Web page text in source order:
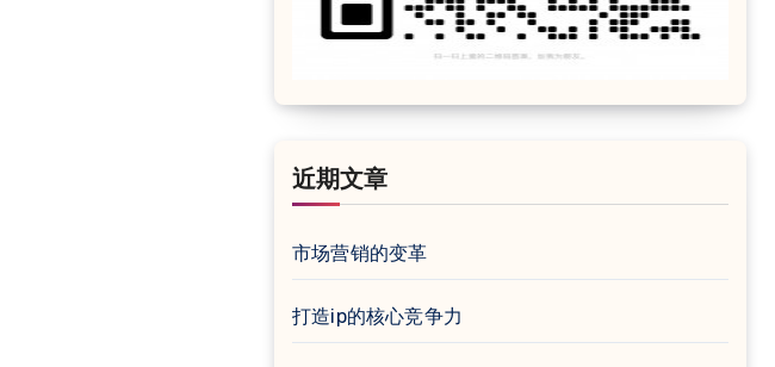
近期文章
市场营销的变革
打造ip的核心竞争力